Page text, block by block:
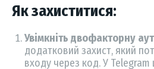
Як захиститися:
Увімкніть двофакторну
додатковий захист, який
входу через код. У